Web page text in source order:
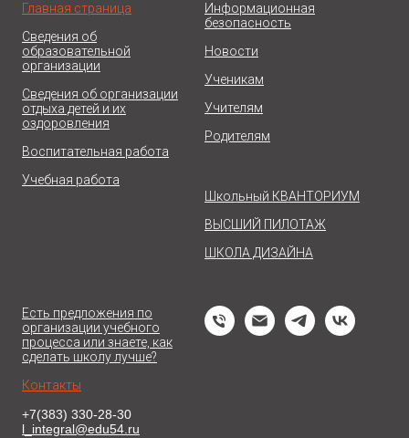
Главная страница
Сведения об
образовательной
организации
Сведения об организации
отдыха детей и их
оздоровления
Воспитательная работа
Учебная работа
Информационная
безопасность
Новости
Ученикам
Учителям
Родителям
Школьный КВАНТОРИУМ
ВЫСШИЙ ПИЛОТАЖ
ШКОЛА ДИЗАЙНА
Есть предложения по
организации учебного
процесса или знаете, как
сделать школу лучше?
Контакты
+7(383) 330-28-30
l_integral@edu54.ru